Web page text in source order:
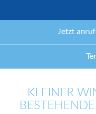
Jetzt
KLEINER